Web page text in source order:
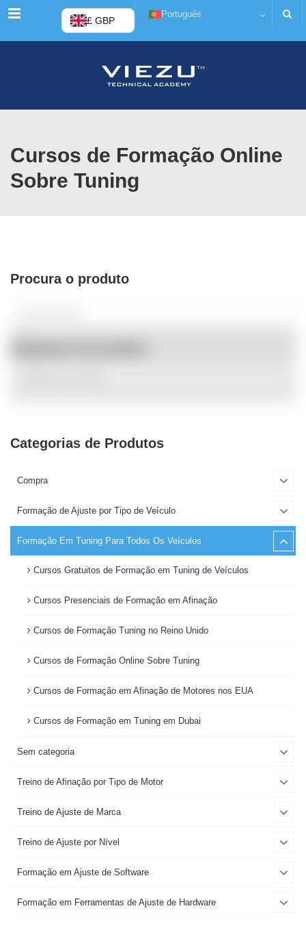
Cardápio £ GBP
Português
Cursos de Formação Online
Sobre Tuning
Procura o produto
Categorias de Produtos
Compra
Formação de Ajuste por Tipo de Veículo
Formação Em Tuning Para Todos Os Veículos
Cursos Gratuitos de Formação em Tuning de Veículos
Cursos Presenciais de Formação em Afinação
Cursos de Formação Tuning no Reino Unido
Cursos de Formação Online Sobre Tuning
Cursos de Formação em Afinação de Motores nos EUA
Cursos de Formação em Tuning em Dubai
Sem categoria
Treino de Afinação por Tipo de Motor
Treino de Ajuste de Marca
Treino de Ajuste por Nível
Formação em Ajuste de Software
Formação em Ferramentas de Ajuste de Hardware